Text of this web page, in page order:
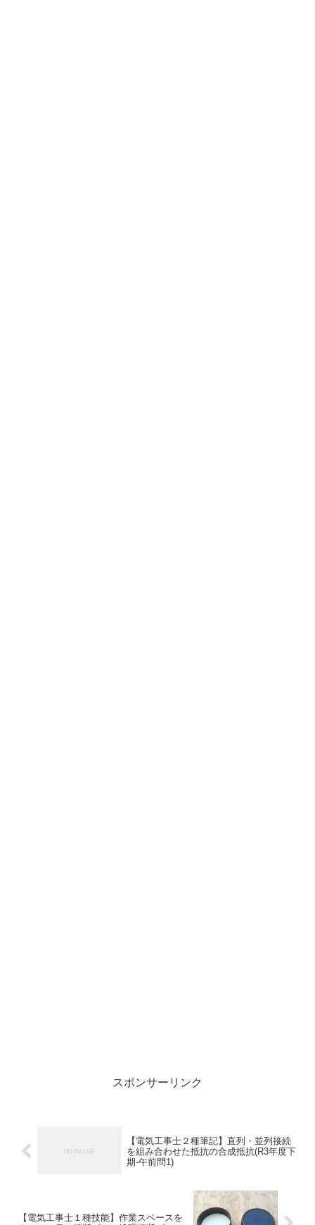
スポンサーリンク
【電気工事士２種筆記】直列・並列接続
を組み合わせた抵抗の合成抵抗(R3年度下
期-午前問1)
【電気工事士１種技能】作業スペースを